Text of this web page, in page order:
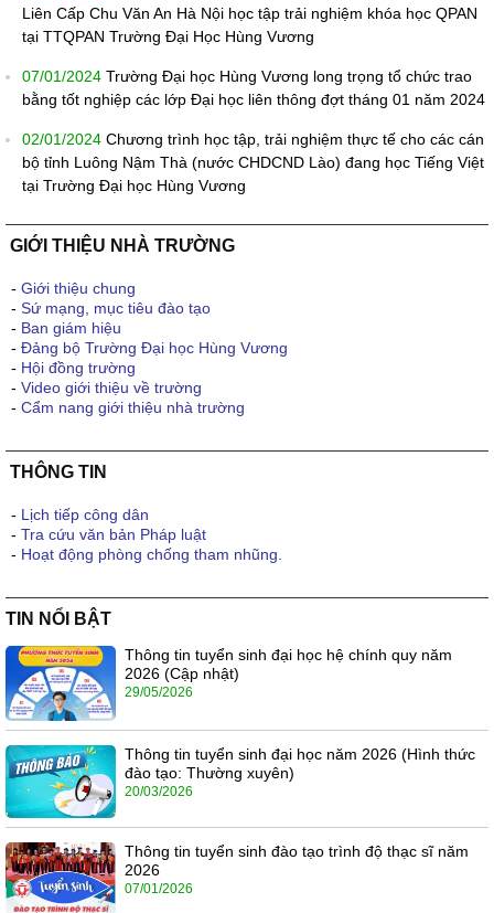
Liên Cấp Chu Văn An Hà Nội học tập trải nghiệm khóa học QPAN
tại TTQPAN Trường Đại Học Hùng Vương
07/01/2024 Trường Đại học Hùng Vương long trọng tổ chức trao
bằng tốt nghiệp các lớp Đại học liên thông đợt tháng 01 năm 2024
02/01/2024 Chương trình học tập, trải nghiệm thực tế cho các cán
bộ tỉnh Luông Nậm Thà (nước CHDCND Lào) đang học Tiếng Việt
tại Trường Đại học Hùng Vương
GIỚI THIỆU NHÀ TRƯỜNG
- Giới thiệu chung
- Sứ mạng, mục tiêu đào tạo
- Ban giám hiệu
- Đảng bộ Trường Đại học Hùng Vương
- Hội đồng trường
- Video giới thiệu về trường
- Cẩm nang giới thiệu nhà trường
THÔNG TIN
- Lịch tiếp công dân
- Tra cứu văn bản Pháp luật
- Hoạt động phòng chống tham nhũng.
TIN NỔI BẬT
Thông tin tuyển sinh đại học hệ chính quy năm
2026 (Cập nhật)
29/05/2026
Thông tin tuyển sinh đại học năm 2026 (Hình thức
đào tạo: Thường xuyên)
20/03/2026
Thông tin tuyển sinh đào tạo trình độ thạc sĩ năm
2026
07/01/2026